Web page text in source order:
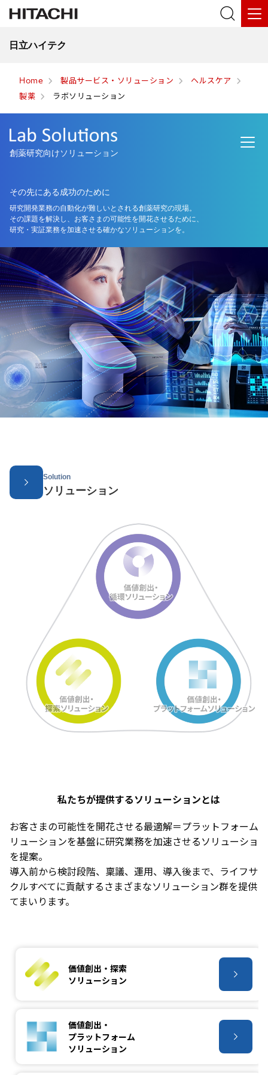
日立ハイテク
Home 製品サービス・ソリューション
ヘルスケア
製薬
ラボソリューション
創薬研究向けソリューション
その先にある成功のために
研究開発業務の自動化が難しいとされる創薬研究の現場。
その課題を解決し、お客さまの可能性を開花させるために、
研究・実証業務を加速させる確かなソリューションを。
Solution
ソリューション
私たちが提供するソリューションとは
お客さまの可能性を開花させる最適解＝プラットフォームソ
リューションを基盤に研究業務を加速させるソリューション
を提案。
導入前から検討段階、稟議、運用、導入後まで、ライフサイ
クルすべてに貢献するさまざまなソリューション群を提供し
てまいります。
価値創出・探索
ソリューション
価値創出・
プラットフォーム
ソリューション